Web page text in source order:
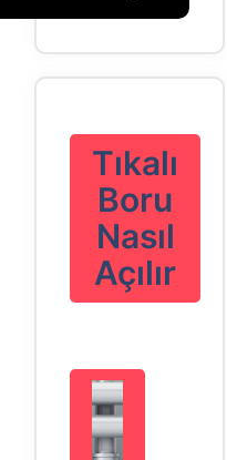
Tıkalı
Boru
Nasıl
Açılır